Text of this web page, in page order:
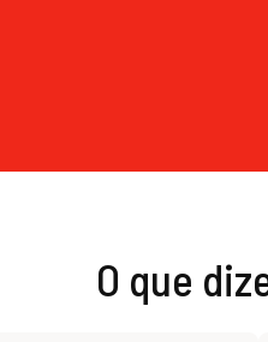
O que